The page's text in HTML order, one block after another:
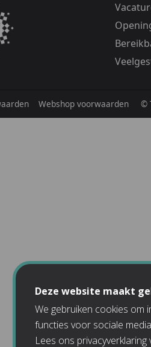
Webshop voorwaarden ©
Deze website maakt
We gebruiken cookies om
functies voor sociale
Lees ons privacyverklaring